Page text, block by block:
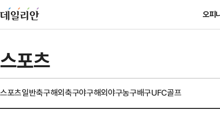
오피
스포츠
스포츠일반축구해외축구야구해외야구농구배구UFC골프